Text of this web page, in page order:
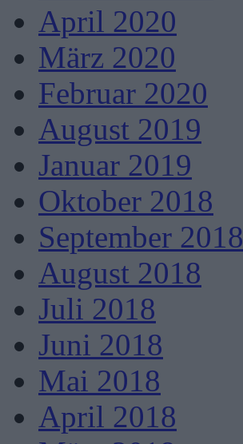
April 2020
März 2020
Februar 2020
August 2019
Januar 2019
Oktober 2018
September 2018
August 2018
Juli 2018
Juni 2018
Mai 2018
April 2018